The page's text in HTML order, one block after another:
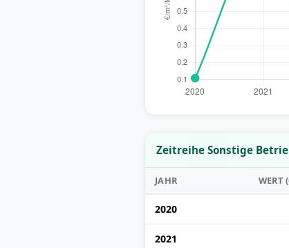
Zeitreihe Sonstige
JAHR WERT
2020
2021